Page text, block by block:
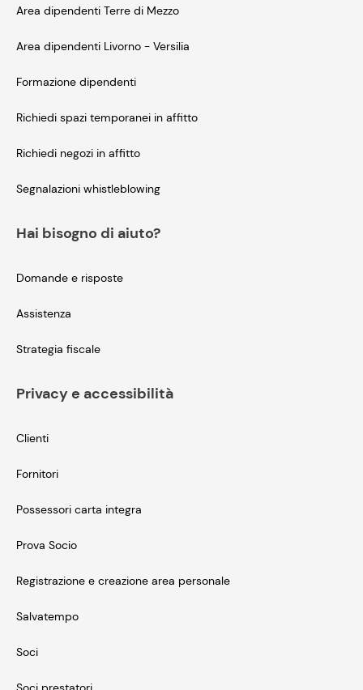
Area dipendenti Terre di Mezzo
Area dipendenti Livorno - Versilia
Formazione dipendenti
Richiedi spazi temporanei in affitto
Richiedi negozi in affitto
Segnalazioni whistleblowing
Hai bisogno di aiuto?
Domande e risposte
Assistenza
Strategia fiscale
Privacy e accessibilità
Clienti
Fornitori
Possessori carta integra
Prova Socio
Registrazione e creazione area personale
Salvatempo
Soci